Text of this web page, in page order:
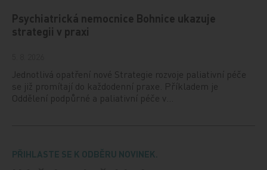
Psychiatrická nemocnice Bohnice ukazuje
strategii v praxi
Jednotlivá opatření nové Strategie rozvoje paliativní péče
se již promítají do každodenní praxe. Příkladem je
Oddělení podpůrné a paliativní péče v…
PŘIHLASTE SE K ODBĚRU NOVINEK.